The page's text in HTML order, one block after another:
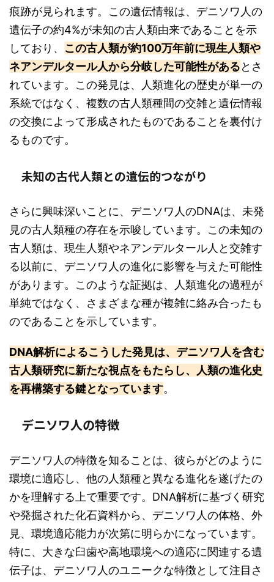
痕跡が見られます。この遺伝情報は、デニソワ人の
遺伝子の約4%が未知の古人類由来であることを示
しており、 この古人類が約100万年前に現生人類や
ネアンデルタール人から分岐した可能性があるとさ
れています。この発見は、人類進化の歴史が単一の
系統ではなく、複数の古人類種間の交雑と遺伝情報
の交換によって形成されたものであることを裏付け
るものです。
未知の古代人類との遺伝的つながり
さらに興味深いことに、デニソワ人のDNAは、未発
見の古人類種の存在を示唆しています。この未知の
古人類は、現生人類やネアンデルタール人と交雑す
る以前に、デニソワ人の進化に影響を与えた可能性
があります。このような証拠は、人類進化の過程が
単純ではなく、さまざまな種が複雑に絡み合ったも
のであることを示しています。
DNA解析によるこうした発見は、デニソワ人を含む
古人類研究に新たな視点をもたらし、人類の進化史
を再構築する鍵となっています。
デニソワ人の特徴
デニソワ人の特徴を知ることは、彼らがどのように
環境に適応し、他の人類種と異なる進化を遂げたの
かを理解する上で重要です。DNA解析に基づく研究
や発掘された化石資料から、デニソワ人の体格、外
見、環境適応能力が次第に明らかになっています。
特に、大きな臼歯や高地環境への適応に関連する遺
伝子は、デニソワ人のユニークな特徴として注目さ